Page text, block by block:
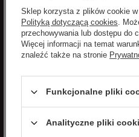
Wyrażam zgodę na
od velpa.pl jak opisano w
Sklep korzysta z plików cookie
Polityką dotyczącą cookies.
przechowywania lub dostępu do
Więcej informacji na temat
znaleźć także na stronie
Funkcjonalne pliki
Analityczne pliki